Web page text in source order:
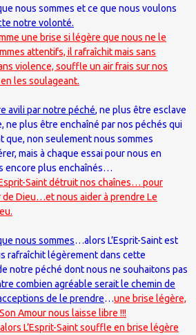
nous sommes et ce que nous voulons
notre volonté.
une brise si légère que nous ne le
attentifs, il rafraîchit mais sans
violence, souffle un air frais sur nos
les soulageant.
avili par notre péché, ne plus être esclave
ne plus être enchaîné par nos péchés qui
non seulement nous sommes
mais à chaque essai pour nous en
encore plus enchaînés…
Saint détruit nos chaînes… pour
de Dieu…et nous aider à prendre Le
nous sommes…alors L’Esprit-Saint est
rafraîchit légèrement dans cette
notre péché dont nous ne souhaitons pas
combien agréable serait le chemin de
de le prendre…une brise légère,
Amour nous laisse libre !!!
L’Esprit-Saint souffle en brise légère